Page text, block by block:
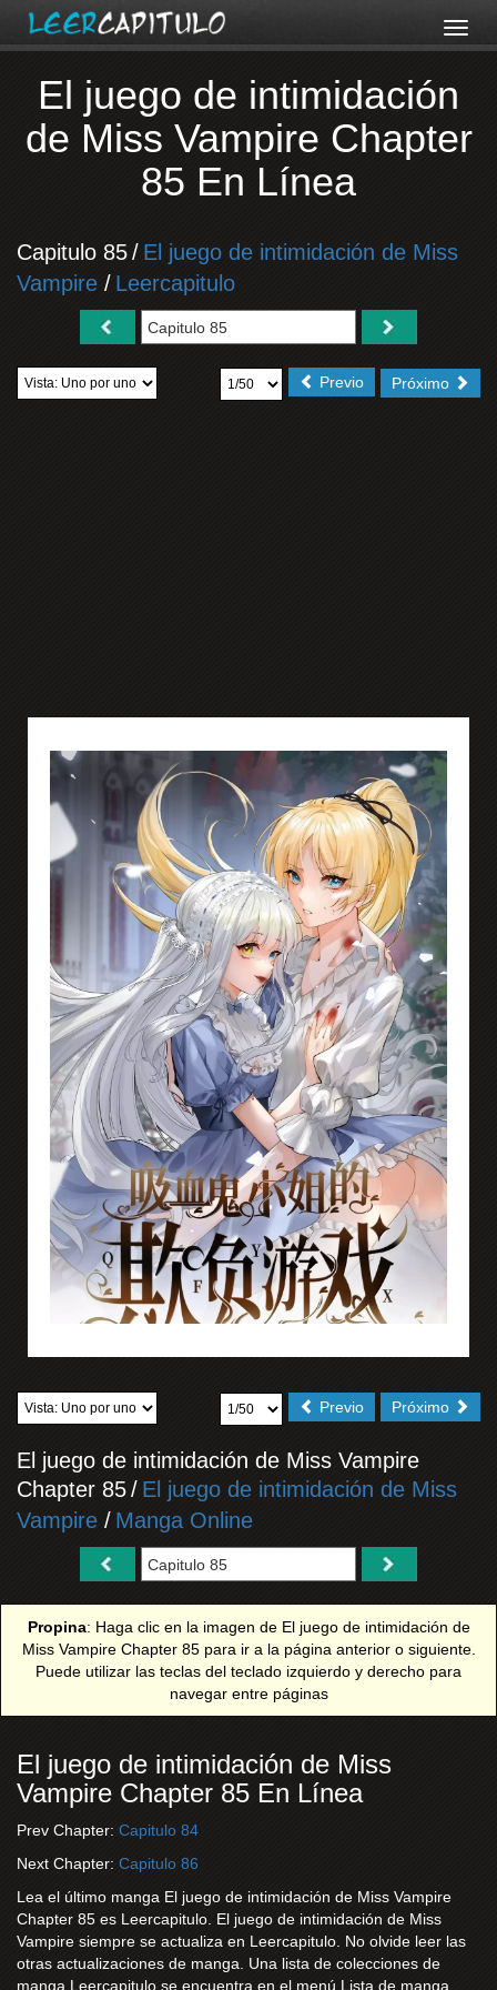
El juego de intimidación
de Miss Vampire Chapter
85 En Línea
Capitulo 85/ El juego de intimidación de Miss
Vampire / Leercapitulo
Próximo
Previo
Próximo
Previo
El juego de intimidación de Miss Vampire
Chapter 85/ El juego de intimidación de Miss
Vampire / Manga Online
Propina: Haga clic en la imagen de El juego de intimidación de
Miss Vampire Chapter 85 para ir a la página anterior o siguiente.
Puede utilizar las teclas del teclado izquierdo y derecho para
navegar entre páginas
El juego de intimidación de Miss
Vampire Chapter 85 En Línea
Prev Chapter: Capitulo 84
Next Chapter: Capitulo 86
Lea el último manga El juego de intimidación de Miss Vampire
Chapter 85 es Leercapitulo. El juego de intimidación de Miss
Vampire siempre se actualiza en Leercapitulo. No olvide leer las
otras actualizaciones de manga. Una lista de colecciones de
manga Leercapitulo se encuentra en el menú Lista de manga.